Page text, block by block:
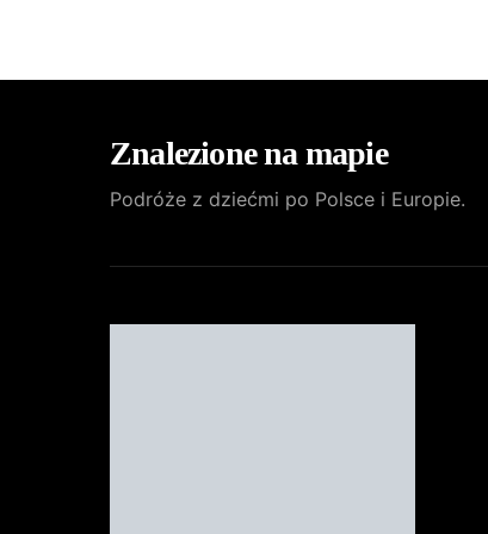
Znalezione na mapie
Podróże z dziećmi po Polsce i Europie.